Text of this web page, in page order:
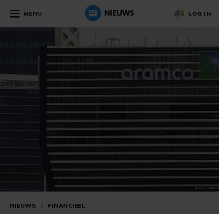
MENU LOG IN
NIEUWS / FINANCIEEL